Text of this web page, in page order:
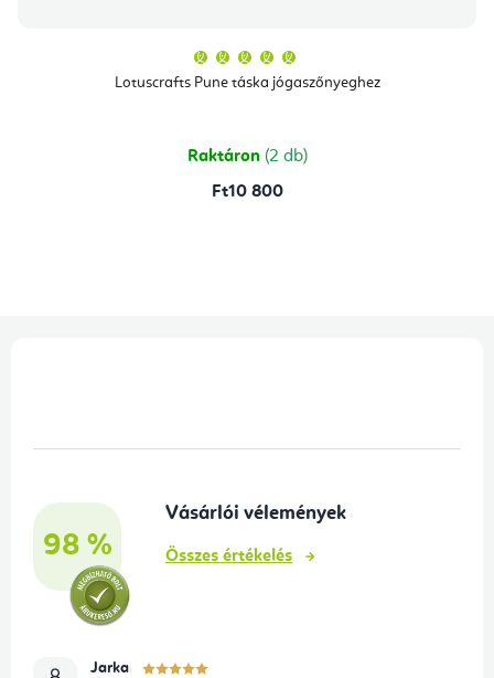
Lotuscrafts Pune táska jógaszőnyeghez
átlagos
értékelése
csillag.
Raktáron (2 db)
Ft10 800
98 %
Vásárlói vélemények
Összes értékelés
Jarka